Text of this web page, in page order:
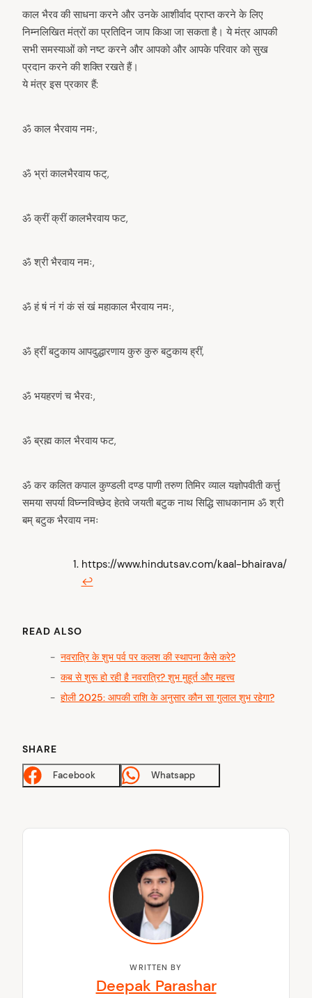
काल भैरव की साधना करने और उनके आशीर्वाद प्राप्त करने के लिए
निम्नलिखित मंत्रों का प्रतिदिन जाप किआ जा सकता है। ये मंत्र आपकी
सभी समस्याओं को नष्ट करने और आपको और आपके परिवार को सुख
प्रदान करने की शक्ति रखते हैं।
ये मंत्र इस प्रकार हैं:
ॐ काल भैरवाय नमः,
ॐ भ्रां कालभैरवाय फट्,
ॐ क्रीं क्रीं कालभैरवाय फट,
ॐ श्री भैरवाय नमः,
ॐ हं षं नं गं कं सं खं महाकाल भैरवाय नमः,
ॐ ह्रीं बटुकाय आपदुद्धारणाय कुरु कुरु बटुकाय ह्रीं,
ॐ भयहरणं च भैरवः,
ॐ ब्रह्म काल भैरवाय फट,
ॐ कर कलित कपाल कुण्डली दण्ड पाणी तरुण तिमिर व्याल यज्ञोपवीती कर्त्तु
समया सपर्या विघ्न्नविच्छेद हेतवे जयती बटुक नाथ सिद्धि साधकानाम ॐ श्री
बम् बटुक भैरवाय नमः
https://www.hindutsav.com/kaal-bhairava/
↩︎
READ ALSO
नवरात्रि के शुभ पर्व पर कलश की स्थापना कैसे करे?
कब से शुरू हो रही है नवरात्रि? शुभ मुहूर्त और महत्त्व
होली 2025: आपकी राशि के अनुसार कौन सा गुलाल शुभ रहेगा?
SHARE
Facebook Whatsapp
WRITTEN BY
Deepak Parashar